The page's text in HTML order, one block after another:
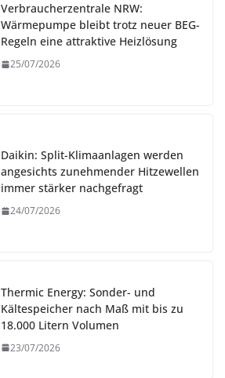
Verbraucherzentrale NRW:
Wärmepumpe bleibt trotz neuer BEG-
Regeln eine attraktive Heizlösung
25/07/2026
Daikin: Split-Klimaanlagen werden
angesichts zunehmender Hitzewellen
immer stärker nachgefragt
24/07/2026
Thermic Energy: Sonder- und
Kältespeicher nach Maß mit bis zu
18.000 Litern Volumen
23/07/2026